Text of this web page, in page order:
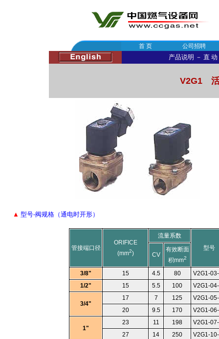
首 页 公司招聘
产品说明 － 直 动
V2G1 活
▲ 型号-阀规格（通电时开形）
管接端口径
ORIFICE
(mm2)
流量系数
型号
CV
有效断面
积mm2
3/8" 15 4.5 80
V2G1-
1/2"
15 5.5 100 V2G1-
3/4"
17 7 125
V2G1-
20
9.5 170 V2G1-
1"
23 11 198
V2G1-
27
14 250
V2G1-